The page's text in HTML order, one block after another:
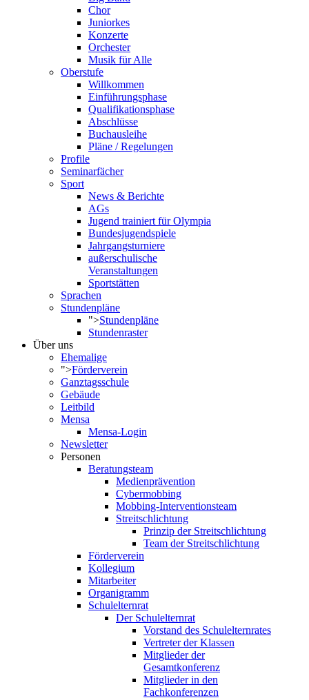
Chor
Juniorkes
Konzerte
Orchester
Musik für Alle
Oberstufe
Willkommen
Einführungsphase
Qualifikationsphase
Abschlüsse
Buchausleihe
Pläne / Regelungen
Profile
Seminarfächer
Sport
News & Berichte
AGs
Jugend trainiert für Olympia
Bundesjugendspiele
Jahrgangsturniere
außerschulische
Veranstaltungen
Sportstätten
Sprachen
Stundenpläne
">Stundenpläne
Stundenraster
Über uns
Ehemalige
">Förderverein
Ganztagsschule
Gebäude
Leitbild
Mensa
Mensa-Login
Newsletter
Personen
Beratungsteam
Medienprävention
Cybermobbing
Mobbing-Interventionsteam
Streitschlichtung
Prinzip der Streitschlichtung
Team der Streitschlichtung
Förderverein
Kollegium
Mitarbeiter
Organigramm
Schulelternrat
Der Schulelternrat
Vorstand des Schulelternrates
Vertreter der Klassen
Mitglieder der
Gesamtkonferenz
Mitglieder in den
Fachkonferenzen